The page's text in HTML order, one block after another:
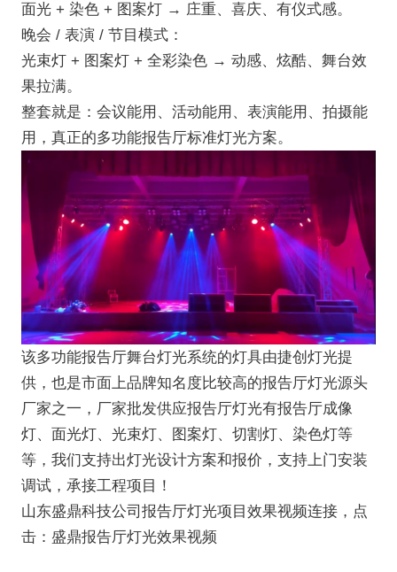
面光 + 染色 + 图案灯 → 庄重、喜庆、有仪式感。
晚会 / 表演 / 节目模式：
光束灯 + 图案灯 + 全彩染色 → 动感、炫酷、舞台效
果拉满。
整套就是：会议能用、活动能用、表演能用、拍摄能
用，真正的多功能报告厅标准灯光方案。
该多功能报告厅舞台灯光系统的灯具由捷创灯光提
供，也是市面上品牌知名度比较高的报告厅灯光源头
厂家之一，厂家批发供应报告厅灯光有报告厅成像
灯、面光灯、光束灯、图案灯、切割灯、染色灯等
等，我们支持出灯光设计方案和报价，支持上门安装
调试，承接工程项目！
山东盛鼎科技公司报告厅灯光项目效果视频连接，点
击： 盛鼎报告厅灯光效果视频